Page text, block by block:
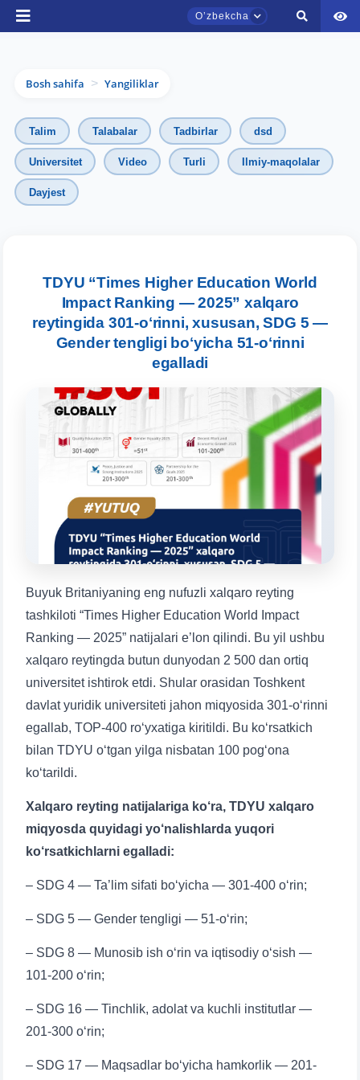
Oʼzbekcha
Bosh sahifa > Yangiliklar
Talim Talabalar Tadbirlar dsd
Universitet Video Turli Ilmiy-maqolalar
Dayjest
TDYU “Times Higher Education World
Impact Ranking — 2025” xalqaro
reytingida 301-oʻrinni, xususan, SDG 5 —
Gender tengligi boʻyicha 51-oʻrinni
egalladi
Buyuk Britaniyaning eng nufuzli xalqaro reyting
tashkiloti “Times Higher Education World Impact
Ranking — 2025” natijalari e’lon qilindi. Bu yil ushbu
xalqaro reytingda butun dunyodan 2 500 dan ortiq
universitet ishtirok etdi. Shular orasidan Toshkent
davlat yuridik universiteti jahon miqyosida 301-o‘rinni
egallab, TOP-400 ro‘yxatiga kiritildi. Bu ko‘rsatkich
bilan TDYU o‘tgan yilga nisbatan 100 pog‘ona
ko‘tarildi.
Xalqaro reyting natijalariga ko‘ra, TDYU xalqaro
miqyosda quyidagi yo‘nalishlarda yuqori
ko‘rsatkichlarni egalladi:
– SDG 4 — Ta’lim sifati bo‘yicha — 301-400 o‘rin;
– SDG 5 — Gender tengligi — 51-o‘rin;
– SDG 8 — Munosib ish o‘rin va iqtisodiy o‘sish —
101-200 o‘rin;
– SDG 16 — Tinchlik, adolat va kuchli institutlar —
201-300 o‘rin;
– SDG 17 — Maqsadlar bo‘yicha hamkorlik — 201-
TDYU qabul murojaatlari chati
chatiga xush kelibsiz.
Qabul bo'yicha murojaatlaringizni ushbu
chatda qoldiring.
Mavzuni tanlang — keyin shu mavzudagi aniq
savollar chiqadi:
2. Hujjatlar (magistr) (4)
3. Suhbat (bakalavr) (8)
5. To'lov-kontrakt (2) 6. Elektron ariza (16)
7. Call-center (4) 8. Bakalavriat kvotasi (3)
9. Magistratura kvotasi (4) ✉️ Adminga yozish